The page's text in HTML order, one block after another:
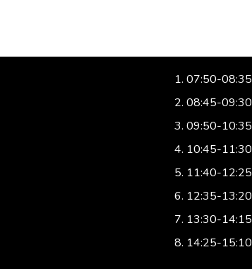
07:50-08:35
08:45-09:30
09:50-10:35
10:45-11:30
11:40-12:25
12:35-13:20
13:30-14:15
14:25-15:10